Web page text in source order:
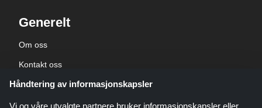
Generelt
Om oss
Kontakt oss
Bedriftsinformasjon
personvernerklæring
Håndtering av informasjonskapsler
Vi og våre utvalgte partnere bruker informasjonskapsler eller